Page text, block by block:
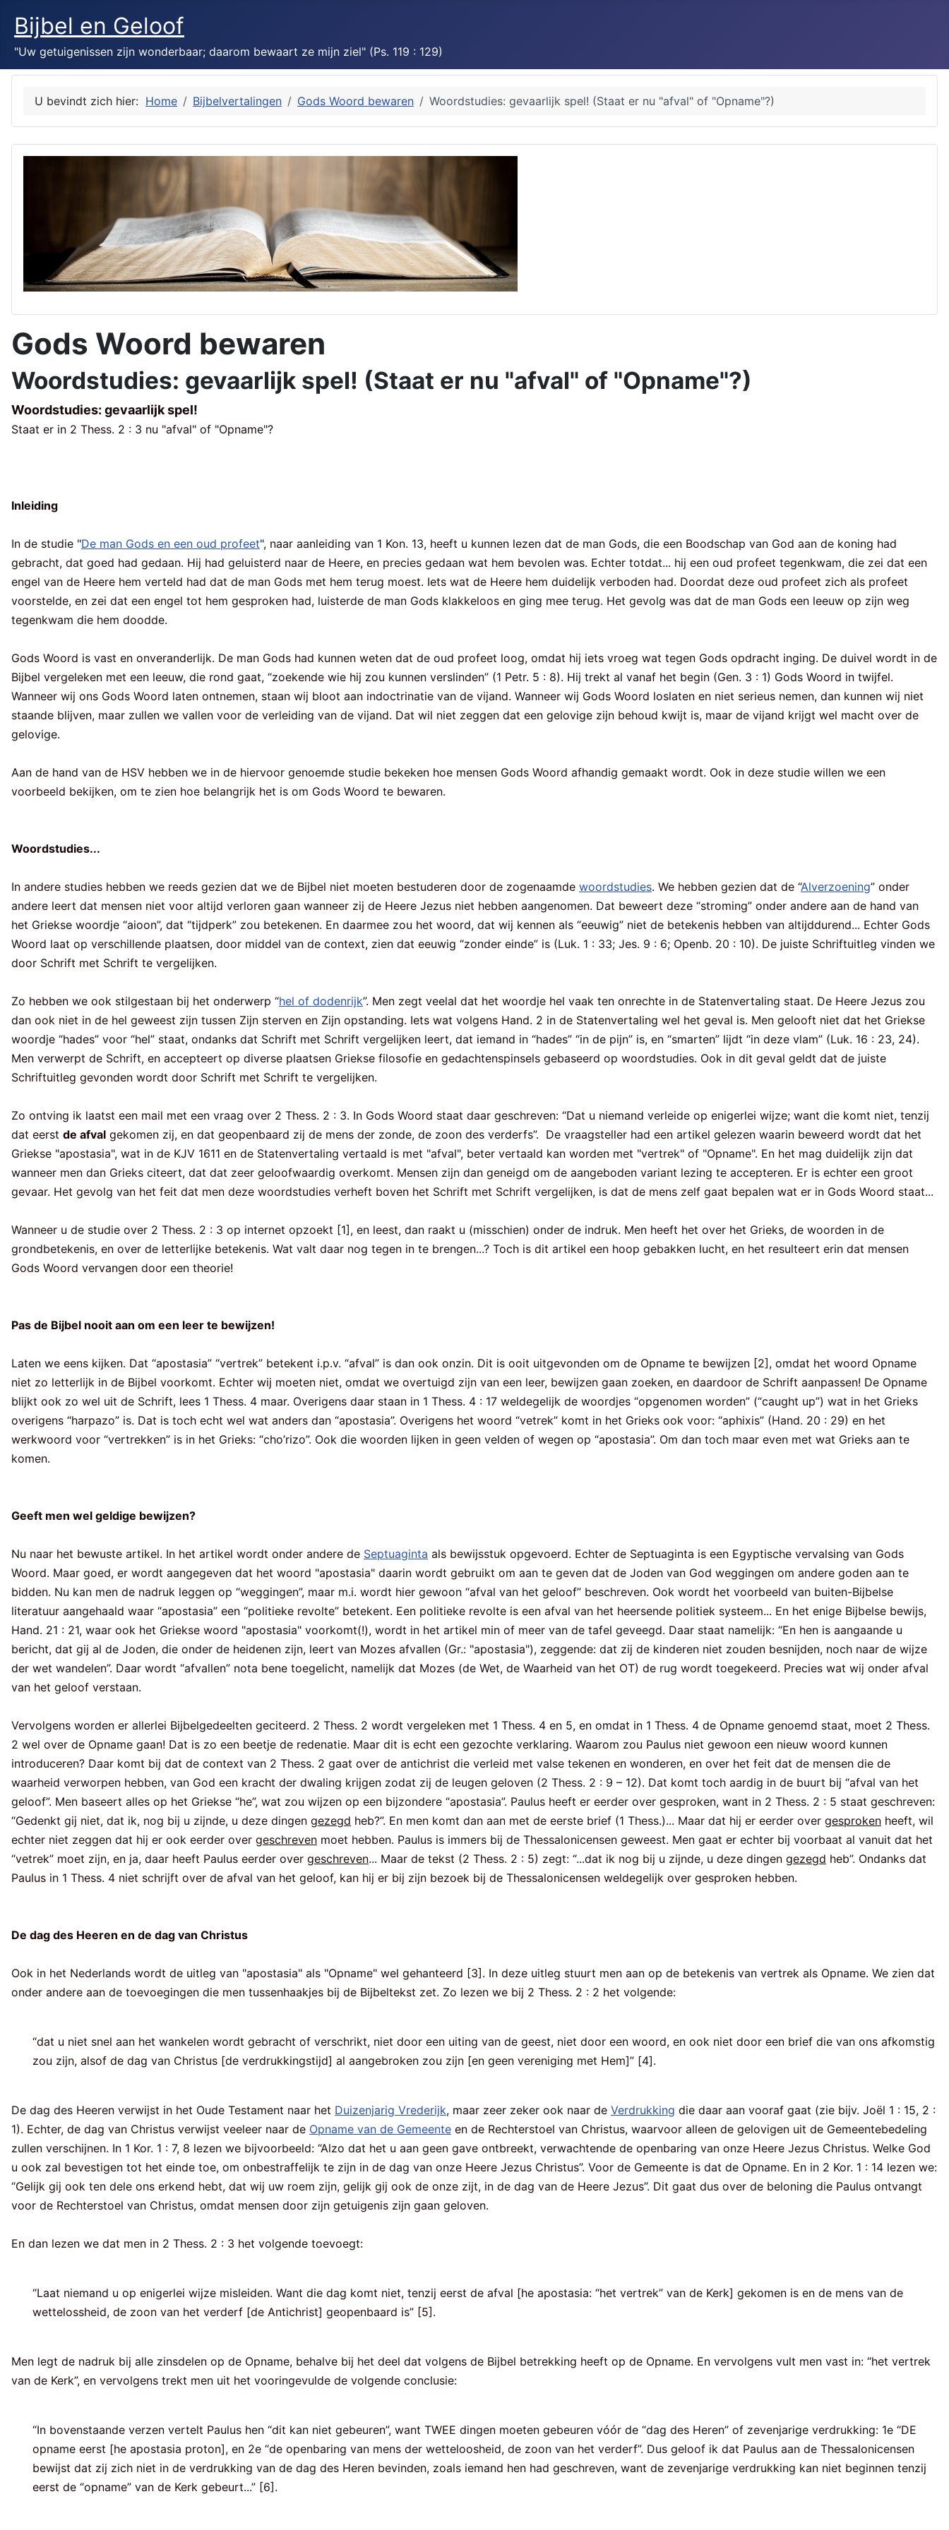
Bijbel en Geloof
"Uw getuigenissen zijn wonderbaar; daarom bewaart ze mijn ziel" (Ps. 119 : 129)
U bevindt zich hier: Home Bijbelvertalingen Gods Woord bewaren Woordstudies: gevaarlijk spel! (Staat er nu "afval" of "Opname"?)
Gods Woord bewaren
Woordstudies: gevaarlijk spel! (Staat er nu "afval" of "Opname"?)
Woordstudies: gevaarlijk spel!
Staat er in 2 Thess. 2 : 3 nu "afval" of "Opname"?
Inleiding
In de studie "De man Gods en een oud profeet", naar aanleiding van 1 Kon. 13, heeft u kunnen lezen dat de man Gods, die een Boodschap van God aan de koning had
gebracht, dat goed had gedaan. Hij had geluisterd naar de Heere, en precies gedaan wat hem bevolen was. Echter totdat... hij een oud profeet tegenkwam, die zei dat een
engel van de Heere hem verteld had dat de man Gods met hem terug moest. Iets wat de Heere hem duidelijk verboden had. Doordat deze oud profeet zich als profeet
voorstelde, en zei dat een engel tot hem gesproken had, luisterde de man Gods klakkeloos en ging mee terug. Het gevolg was dat de man Gods een leeuw op zijn weg
tegenkwam die hem doodde.
Gods Woord is vast en onveranderlijk. De man Gods had kunnen weten dat de oud profeet loog, omdat hij iets vroeg wat tegen Gods opdracht inging. De duivel wordt in de
Bijbel vergeleken met een leeuw, die rond gaat, “zoekende wie hij zou kunnen verslinden” (1 Petr. 5 : 8). Hij trekt al vanaf het begin (Gen. 3 : 1) Gods Woord in twijfel.
Wanneer wij ons Gods Woord laten ontnemen, staan wij bloot aan indoctrinatie van de vijand. Wanneer wij Gods Woord loslaten en niet serieus nemen, dan kunnen wij niet
staande blijven, maar zullen we vallen voor de verleiding van de vijand. Dat wil niet zeggen dat een gelovige zijn behoud kwijt is, maar de vijand krijgt wel macht over de
gelovige.
Aan de hand van de HSV hebben we in de hiervoor genoemde studie bekeken hoe mensen Gods Woord afhandig gemaakt wordt. Ook in deze studie willen we een
voorbeeld bekijken, om te zien hoe belangrijk het is om Gods Woord te bewaren.
Woordstudies...
In andere studies hebben we reeds gezien dat we de Bijbel niet moeten bestuderen door de zogenaamde woordstudies. We hebben gezien dat de “Alverzoening” onder
andere leert dat mensen niet voor altijd verloren gaan wanneer zij de Heere Jezus niet hebben aangenomen. Dat beweert deze “stroming” onder andere aan de hand van
het Griekse woordje “aioon”, dat “tijdperk” zou betekenen. En daarmee zou het woord, dat wij kennen als “eeuwig” niet de betekenis hebben van altijddurend... Echter Gods
Woord laat op verschillende plaatsen, door middel van de context, zien dat eeuwig “zonder einde” is (Luk. 1 : 33; Jes. 9 : 6; Openb. 20 : 10). De juiste Schriftuitleg vinden we
door Schrift met Schrift te vergelijken.
Zo hebben we ook stilgestaan bij het onderwerp “hel of dodenrijk”. Men zegt veelal dat het woordje hel vaak ten onrechte in de Statenvertaling staat. De Heere Jezus zou
dan ook niet in de hel geweest zijn tussen Zijn sterven en Zijn opstanding. Iets wat volgens Hand. 2 in de Statenvertaling wel het geval is. Men gelooft niet dat het Griekse
woordje “hades” voor “hel” staat, ondanks dat Schrift met Schrift vergelijken leert, dat iemand in “hades” “in de pijn” is, en “smarten” lijdt “in deze vlam” (Luk. 16 : 23, 24).
Men verwerpt de Schrift, en accepteert op diverse plaatsen Griekse filosofie en gedachtenspinsels gebaseerd op woordstudies. Ook in dit geval geldt dat de juiste
Schriftuitleg gevonden wordt door Schrift met Schrift te vergelijken.
Zo ontving ik laatst een mail met een vraag over 2 Thess. 2 : 3. In Gods Woord staat daar geschreven: “Dat u niemand verleide op enigerlei wijze; want die komt niet, tenzij
dat eerst de afval gekomen zij, en dat geopenbaard zij de mens der zonde, de zoon des verderfs”. De vraagsteller had een artikel gelezen waarin beweerd wordt dat het
Griekse "apostasia", wat in de KJV 1611 en de Statenvertaling vertaald is met "afval", beter vertaald kan worden met "vertrek" of "Opname". En het mag duidelijk zijn dat
wanneer men dan Grieks citeert, dat dat zeer geloofwaardig overkomt. Mensen zijn dan geneigd om de aangeboden variant lezing te accepteren. Er is echter een groot
gevaar. Het gevolg van het feit dat men deze woordstudies verheft boven het Schrift met Schrift vergelijken, is dat de mens zelf gaat bepalen wat er in Gods Woord staat...
Wanneer u de studie over 2 Thess. 2 : 3 op internet opzoekt [1], en leest, dan raakt u (misschien) onder de indruk. Men heeft het over het Grieks, de woorden in de
grondbetekenis, en over de letterlijke betekenis. Wat valt daar nog tegen in te brengen...? Toch is dit artikel een hoop gebakken lucht, en het resulteert erin dat mensen
Gods Woord vervangen door een theorie!
Pas de Bijbel nooit aan om een leer te bewijzen!
Laten we eens kijken. Dat “apostasia” “vertrek” betekent i.p.v. “afval” is dan ook onzin. Dit is ooit uitgevonden om de Opname te bewijzen [2], omdat het woord Opname
niet zo letterlijk in de Bijbel voorkomt. Echter wij moeten niet, omdat we overtuigd zijn van een leer, bewijzen gaan zoeken, en daardoor de Schrift aanpassen! De Opname
blijkt ook zo wel uit de Schrift, lees 1 Thess. 4 maar. Overigens daar staan in 1 Thess. 4 : 17 weldegelijk de woordjes “opgenomen worden” (“caught up”) wat in het Grieks
overigens “harpazo” is. Dat is toch echt wel wat anders dan “apostasia”. Overigens het woord “vetrek” komt in het Grieks ook voor: “aphixis” (Hand. 20 : 29) en het
werkwoord voor “vertrekken” is in het Grieks: “cho’rizo”. Ook die woorden lijken in geen velden of wegen op “apostasia”. Om dan toch maar even met wat Grieks aan te
komen.
Geeft men wel geldige bewijzen?
Nu naar het bewuste artikel. In het artikel wordt onder andere de Septuaginta als bewijsstuk opgevoerd. Echter de Septuaginta is een Egyptische vervalsing van Gods
Woord. Maar goed, er wordt aangegeven dat het woord "apostasia" daarin wordt gebruikt om aan te geven dat de Joden van God weggingen om andere goden aan te
bidden. Nu kan men de nadruk leggen op “weggingen”, maar m.i. wordt hier gewoon “afval van het geloof” beschreven. Ook wordt het voorbeeld van buiten-Bijbelse
literatuur aangehaald waar “apostasia” een “politieke revolte” betekent. Een politieke revolte is een afval van het heersende politiek systeem... En het enige Bijbelse bewijs,
Hand. 21 : 21, waar ook het Griekse woord "apostasia" voorkomt(!), wordt in het artikel min of meer van de tafel geveegd. Daar staat namelijk: “En hen is aangaande u
bericht, dat gij al de Joden, die onder de heidenen zijn, leert van Mozes afvallen (Gr.: "apostasia"), zeggende: dat zij de kinderen niet zouden besnijden, noch naar de wijze
der wet wandelen”. Daar wordt “afvallen” nota bene toegelicht, namelijk dat Mozes (de Wet, de Waarheid van het OT) de rug wordt toegekeerd. Precies wat wij onder afval
van het geloof verstaan.
Vervolgens worden er allerlei Bijbelgedeelten geciteerd. 2 Thess. 2 wordt vergeleken met 1 Thess. 4 en 5, en omdat in 1 Thess. 4 de Opname genoemd staat, moet 2 Thess.
2 wel over de Opname gaan! Dat is zo een beetje de redenatie. Maar dit is echt een gezochte verklaring. Waarom zou Paulus niet gewoon een nieuw woord kunnen
introduceren? Daar komt bij dat de context van 2 Thess. 2 gaat over de antichrist die verleid met valse tekenen en wonderen, en over het feit dat de mensen die de
waarheid verworpen hebben, van God een kracht der dwaling krijgen zodat zij de leugen geloven (2 Thess. 2 : 9 – 12). Dat komt toch aardig in de buurt bij “afval van het
geloof”. Men baseert alles op het Griekse “he”, wat zou wijzen op een bijzondere “apostasia”. Paulus heeft er eerder over gesproken, want in 2 Thess. 2 : 5 staat geschreven:
“Gedenkt gij niet, dat ik, nog bij u zijnde, u deze dingen gezegd heb?”. En men komt dan aan met de eerste brief (1 Thess.)... Maar dat hij er eerder over gesproken heeft, wil
echter niet zeggen dat hij er ook eerder over geschreven moet hebben. Paulus is immers bij de Thessalonicensen geweest. Men gaat er echter bij voorbaat al vanuit dat het
“vetrek” moet zijn, en ja, daar heeft Paulus eerder over geschreven... Maar de tekst (2 Thess. 2 : 5) zegt: “...dat ik nog bij u zijnde, u deze dingen gezegd heb”. Ondanks dat
Paulus in 1 Thess. 4 niet schrijft over de afval van het geloof, kan hij er bij zijn bezoek bij de Thessalonicensen weldegelijk over gesproken hebben.
De dag des Heeren en de dag van Christus
Ook in het Nederlands wordt de uitleg van "apostasia" als "Opname" wel gehanteerd [3]. In deze uitleg stuurt men aan op de betekenis van vertrek als Opname. We zien dat
onder andere aan de toevoegingen die men tussenhaakjes bij de Bijbeltekst zet. Zo lezen we bij 2 Thess. 2 : 2 het volgende:
“dat u niet snel aan het wankelen wordt gebracht of verschrikt, niet door een uiting van de geest, niet door een woord, en ook niet door een brief die van ons afkomstig
zou zijn, alsof de dag van Christus [de verdrukkingstijd] al aangebroken zou zijn [en geen vereniging met Hem]” [4].
De dag des Heeren verwijst in het Oude Testament naar het Duizenjarig Vrederijk, maar zeer zeker ook naar de Verdrukking die daar aan vooraf gaat (zie bijv. Joël 1 : 15, 2 :
1). Echter, de dag van Christus verwijst veeleer naar de Opname van de Gemeente en de Rechterstoel van Christus, waarvoor alleen de gelovigen uit de Gemeentebedeling
zullen verschijnen. In 1 Kor. 1 : 7, 8 lezen we bijvoorbeeld: “Alzo dat het u aan geen gave ontbreekt, verwachtende de openbaring van onze Heere Jezus Christus. Welke God
u ook zal bevestigen tot het einde toe, om onbestraffelijk te zijn in de dag van onze Heere Jezus Christus”. Voor de Gemeente is dat de Opname. En in 2 Kor. 1 : 14 lezen we:
“Gelijk gij ook ten dele ons erkend hebt, dat wij uw roem zijn, gelijk gij ook de onze zijt, in de dag van de Heere Jezus”. Dit gaat dus over de beloning die Paulus ontvangt
voor de Rechterstoel van Christus, omdat mensen door zijn getuigenis zijn gaan geloven.
En dan lezen we dat men in 2 Thess. 2 : 3 het volgende toevoegt:
“Laat niemand u op enigerlei wijze misleiden. Want die dag komt niet, tenzij eerst de afval [he apostasia: “het vertrek” van de Kerk] gekomen is en de mens van de
wettelossheid, de zoon van het verderf [de Antichrist] geopenbaard is” [5].
Men legt de nadruk bij alle zinsdelen op de Opname, behalve bij het deel dat volgens de Bijbel betrekking heeft op de Opname. En vervolgens vult men vast in: “het vertrek
van de Kerk”, en vervolgens trekt men uit het vooringevulde de volgende conclusie:
“In bovenstaande verzen vertelt Paulus hen “dit kan niet gebeuren”, want TWEE dingen moeten gebeuren vóór de “dag des Heren” of zevenjarige verdrukking: 1e “DE
opname eerst [he apostasia proton], en 2e “de openbaring van mens der wetteloosheid, de zoon van het verderf”. Dus geloof ik dat Paulus aan de Thessalonicensen
bewijst dat zij zich niet in de verdrukking van de dag des Heren bevinden, zoals iemand hen had geschreven, want de zevenjarige verdrukking kan niet beginnen tenzij
eerst de “opname” van de Kerk gebeurt...” [6].